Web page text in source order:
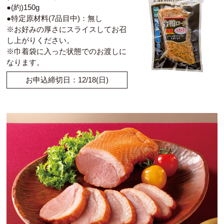
●(約)150g
●特定原材料(7品目中)：無し
※お好みの厚さにスライスしてお召
し上がりください。
※巾着袋に入った状態でのお渡しに
なります。
お申込締切日：12/18(日)